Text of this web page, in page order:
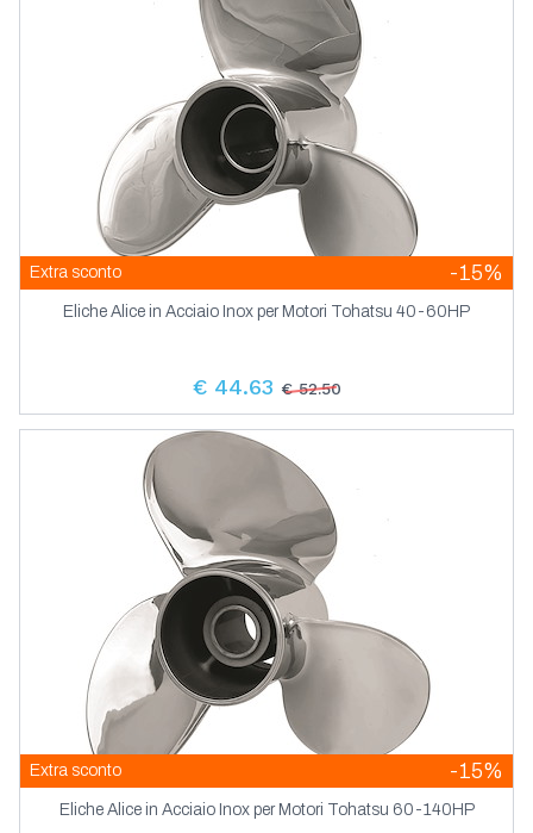
Extra sconto -15%
Eliche Alice in Acciaio Inox per Motori Tohatsu 40-60HP
€ 44.63 € 52.50
Extra sconto -15%
Eliche Alice in Acciaio Inox per Motori Tohatsu 60-140HP